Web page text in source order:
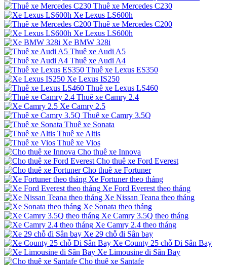
Thuê xe Mercedes C230
Xe Lexus LS600h
Thuê xe Mercedes C200
Xe Lexus LS600h
Xe BMW 328i
Thuê xe Audi A5
Thuê xe Audi A4
Thuê xe Lexus ES350
Xe Lexus IS250
Thuê xe Lexus LS460
Thuê xe Camry 2.4
Xe Camry 2.5
Thuê xe Camry 3.5Q
Thuê xe Sonata
Thuê xe Altis
Thuê xe Vios
Cho thuê xe Innova
Cho thuê xe Ford Everest
Cho thuê xe Fortuner
Xe Fortuner theo tháng
Xe Ford Everest theo tháng
Xe Nissan Teana theo tháng
Xe Sonata theo tháng
Xe Camry 3.5Q theo tháng
Xe Camry 2.4 theo tháng
Xe 29 chỗ đi Sân bay
Xe County 25 chỗ Đi Sân Bay
Xe Limousine đi Sân Bay
Cho thuê xe Santafe